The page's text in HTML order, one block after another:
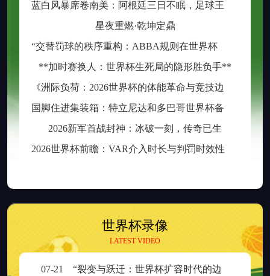
星夜重燃·乾坤定鼎
**加时赛换人：世界杯生死局的隐形胜负手**
2026新军首战封神：冰破一刻，传奇已生
世界杯录像
LATEST VIDEO
07-21
“裂变与跃迁：世界杯扩容时代的边缘崛起与新秩序重塑”